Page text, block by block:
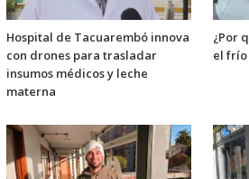
Hospital de Tacuarembó innova
con drones para trasladar
insumos médicos y leche
materna
¿Por
el frío